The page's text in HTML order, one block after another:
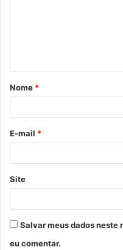
á
r
*
Nome *
E-mail *
Site
Salvar meus dados neste
eu comentar.